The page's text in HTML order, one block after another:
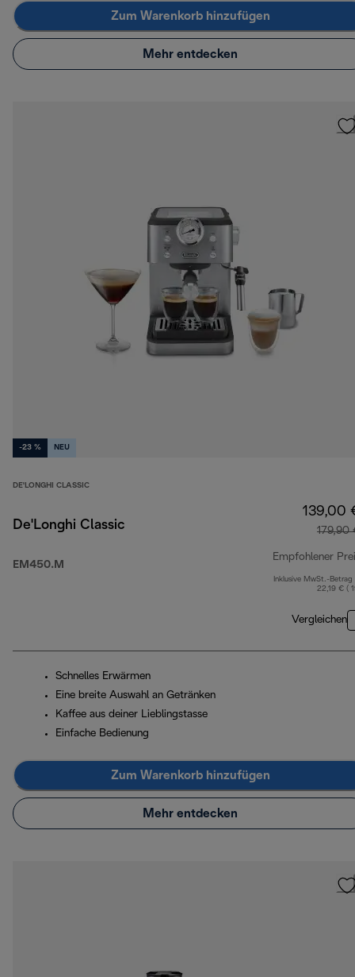
Zum Warenkorb hinzufügen
Mehr entdecken
-23 % NEU
DE'LONGHI CLASSIC
De'Longhi Classic
EM450.M
139,00
179,90
Empfohlener
Inklusive MwSt.-Betrag
22,19 € (
Vergleichen
Schnelles Erwärmen
Eine breite Auswahl an Getränken
Kaffee aus deiner Lieblingstasse
Einfache Bedienung
Zum Warenkorb hinzufügen
Mehr entdecken